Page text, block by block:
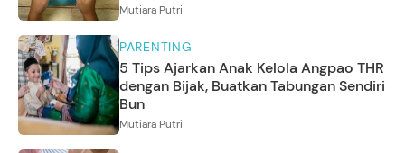
Mutiara Putri
PARENTING
5 Tips Ajarkan Anak Kelola Angpao THR
dengan Bijak, Buatkan Tabungan Sendiri
Bun
Mutiara Putri